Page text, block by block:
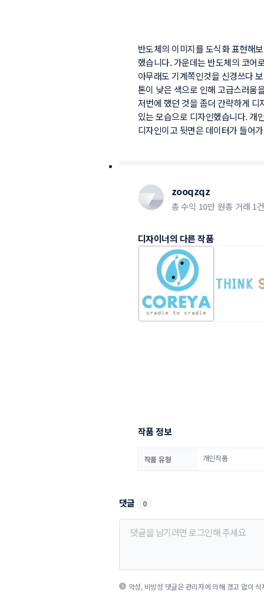
반도체의 이미지를 도식화 표현해
했습니다. 가운데는 반도체의 코어
아무래도 기계쪽인것을 신경쓰다
톤이 낮은 색으로 인해 고급스러움
저번에 했던 것을 좀더 간략하게
있는 모습으로 디자인했습니다. 개
디자인이고 뒷면은 데이터가 들어
zooqzqz
총 수익 10만 원총 거래 1건
디자이너의 다른 작품
작품 정보
작품 유형 개인작품
댓글 0
악성, 비방성 댓글은 관리자에 의해 경고 없이